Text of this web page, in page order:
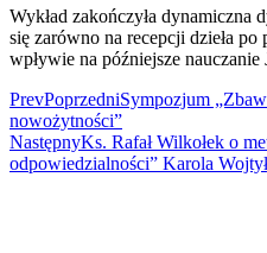
Wykład zakończyła dynamiczna
się zarówno na recepcji dzieła
wpływie na późniejsze nauczanie
PrevPoprzedniSympozjum
nowożytności”
NastępnyKs. Rafał Wilkołek o
odpowiedzialności” Karola